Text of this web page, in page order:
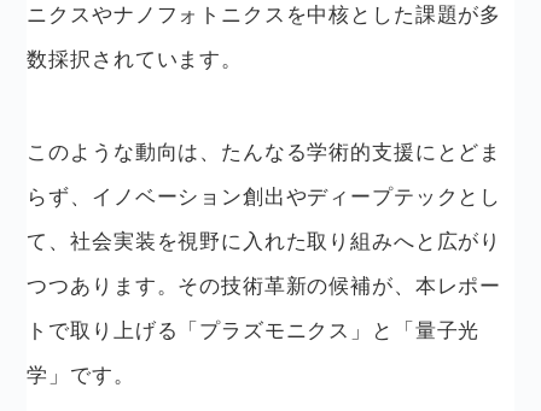
ニクスやナノフォトニクスを中核とした課題が多
数採択されています。
このような動向は、たんなる学術的支援にとどま
らず、イノベーション創出やディープテックとし
て、社会実装を視野に入れた取り組みへと広がり
つつあります。その技術革新の候補が、本レポー
トで取り上げる「プラズモニクス」と「量子光
学」です。